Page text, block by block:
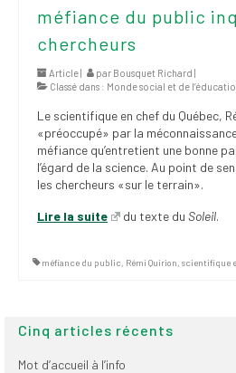
méfiance du public
chercheurs
Article | par Bousquet Richard |
Classé dans : Monde social et de
Le scientifique en chef du Québec,
«préoccupé» par la
méfiance qu’entretient une bonne
l’égard de la science. Au point de
les chercheurs «sur le terrain».
Lire la suite du texte duSoleil.
méfiance du public, Rémi Quirion, scientifique
Cinq articles récents
Mot d’accueil à l’info